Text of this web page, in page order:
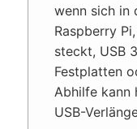
wenn sich in
Raspberry
steckt, USB
Festplatten
Abhilfe kann
USB-